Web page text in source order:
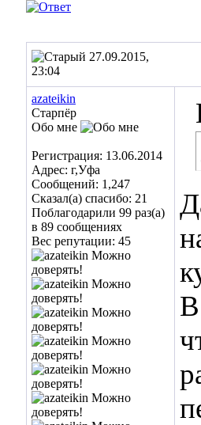
27.09.2015,
23:04
azateikin
Старпёр
Обо мне
Регистрация: 13.06.2014
Адрес: г,Уфа
Сообщений: 1,247
Сказал(а) спасибо: 21
Поблагодарили 99 раз(а)
в 89 сообщениях
Вес репутации: 45